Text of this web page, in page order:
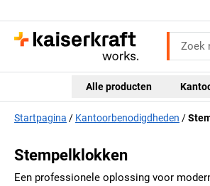
Alle producten
Startpagina Kantoorbenodigdheden
Stempelklokken
Een professionele oplossing voor